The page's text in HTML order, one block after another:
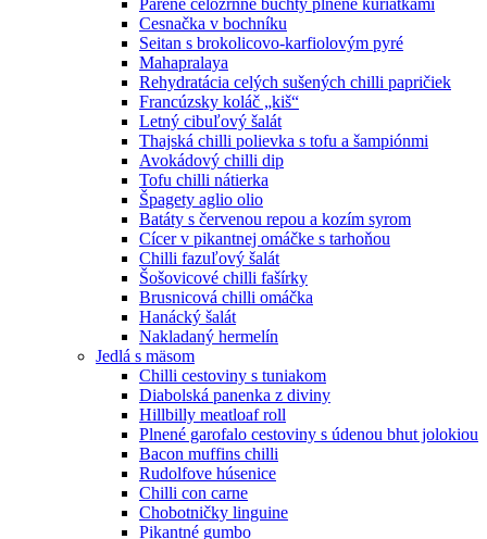
Parené celozrnné buchty plnené kuriatkami
Cesnačka v bochníku
Seitan s brokolicovo-karfiolovým pyré
Mahapralaya
Rehydratácia celých sušených chilli papričiek
Francúzsky koláč „kiš“
Letný cibuľový šalát
Thajská chilli polievka s tofu a šampiónmi
Avokádový chilli dip
Tofu chilli nátierka
Špagety aglio olio
Batáty s červenou repou a kozím syrom
Cícer v pikantnej omáčke s tarhoňou
Chilli fazuľový šalát
Šošovicové chilli fašírky
Brusnicová chilli omáčka
Hanácký šalát
Nakladaný hermelín
Jedlá s mäsom
Chilli cestoviny s tuniakom
Diabolská panenka z diviny
Hillbilly meatloaf roll
Plnené garofalo cestoviny s údenou bhut jolokiou
Bacon muffins chilli
Rudolfove húsenice
Chilli con carne
Chobotničky linguine
Pikantné gumbo